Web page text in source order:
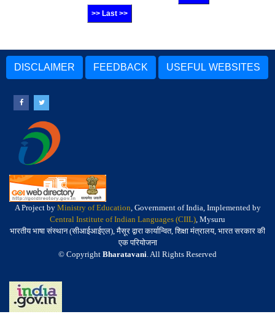
>> Last >>
DISCLAIMER FEEDBACK USEFUL WEBSITES
A Project by Ministry of Education, Government of India, Implemented by
Central Institute of Indian Languages (CIIL), Mysuru
भारतीय भाषा संस्थान (सीआईआईएल), मैसूर द्वारा कार्यान्वित, शिक्षा मंत्रालय, भारत सरकार की
एक परियोजना
© Copyright Bharatavani. All Rights Reserved